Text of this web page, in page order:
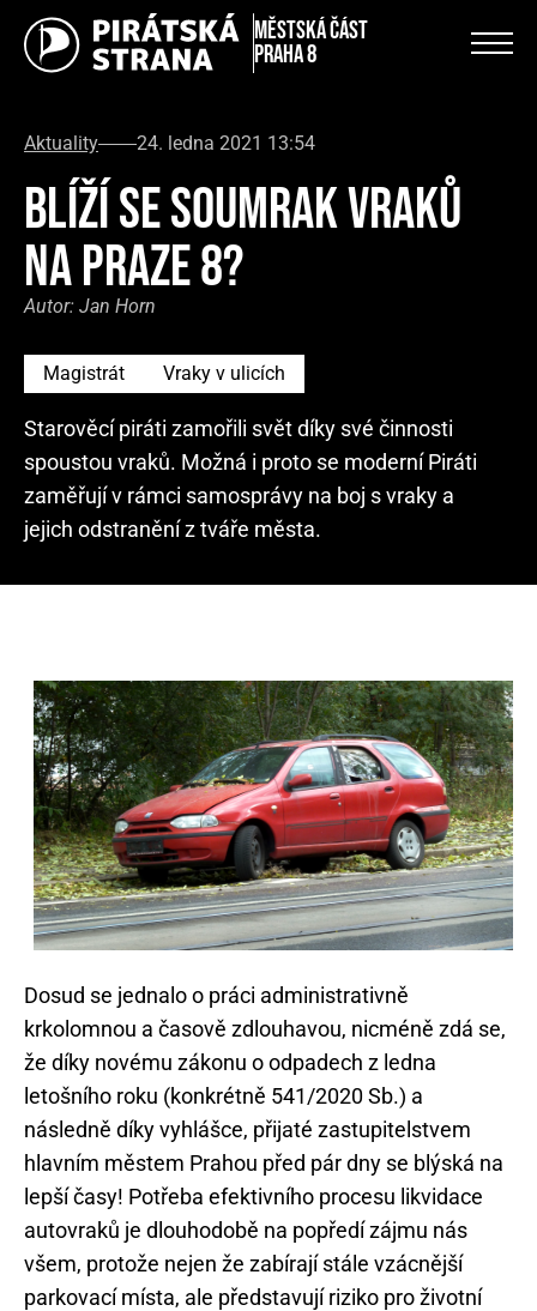
městská část
Praha 8
Aktuality 24. ledna 2021 13:54
BLÍŽÍ SE SOUMRAK VRAKŮ
NA PRAZE 8?
Autor: Jan Horn
Magistrát Vraky v ulicích
Starověcí piráti zamořili svět díky své činnosti
spoustou vraků. Možná i proto se moderní Piráti
zaměřují v rámci samosprávy na boj s vraky a
jejich odstranění z tváře města.
Dosud se jednalo o práci administrativně
krkolomnou a časově zdlouhavou, nicméně zdá se,
že díky novému zákonu o odpadech z ledna
letošního roku (konkrétně 541/2020 Sb.) a
následně díky vyhlášce, přijaté zastupitelstvem
hlavním městem Prahou před pár dny se blýská na
lepší časy! Potřeba efektivního procesu likvidace
autovraků je dlouhodobě na popředí zájmu nás
všem, protože nejen že zabírají stále vzácnější
parkovací místa, ale představují riziko pro životní